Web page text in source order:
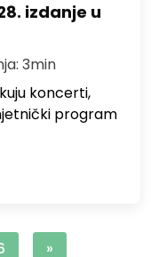
izdanje u
3min
koncerti,
program
»